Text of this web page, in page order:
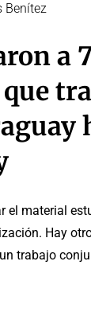
Benítez
a
el material
Hay
trabajo